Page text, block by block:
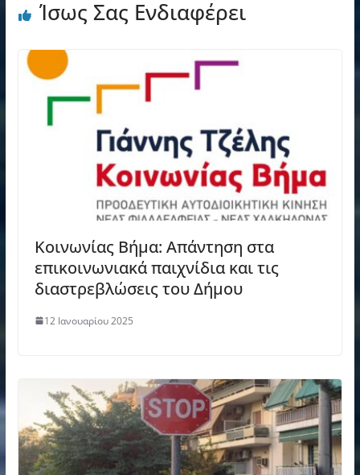
Ίσως Σας Ενδιαφέρει
Κοινωνίας Βήμα: Απάντηση στα
επικοινωνιακά παιχνίδια και τις
διαστρεβλώσεις του Δήμου
12 Ιανουαρίου 2025